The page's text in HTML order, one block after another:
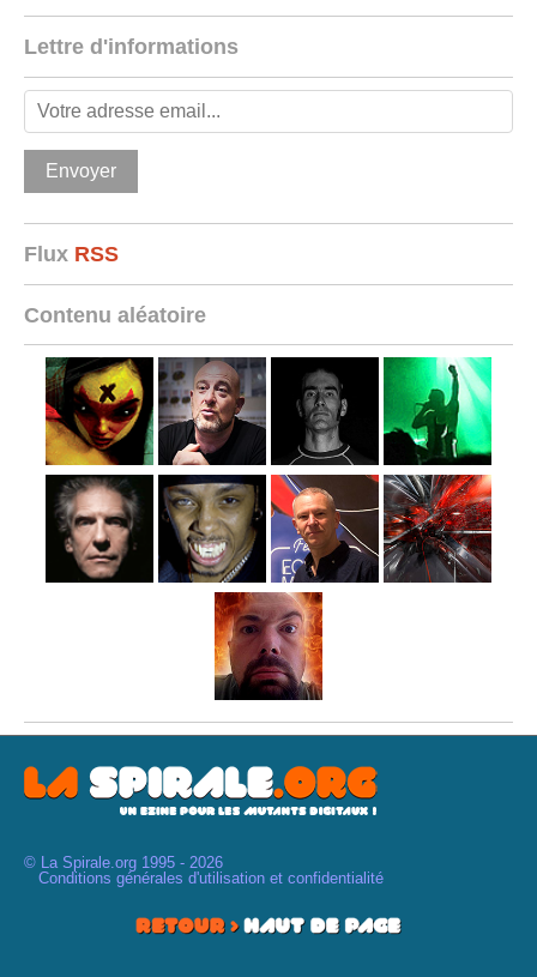
Lettre d'informations
Flux RSS
Contenu aléatoire
© La Spirale.org 1995 - 2026
Conditions générales d'utilisation et confidentialité